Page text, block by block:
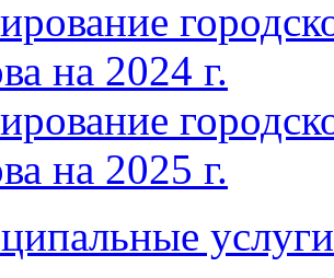
на 2024 г.
на 2025 г.
услуги